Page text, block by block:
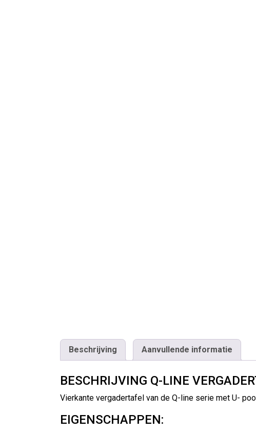
Beschrijving Aanvullende informatie
BESCHRIJVING Q-LINE
Vierkante vergadertafel van de Q-line serie met U-
EIGENSCHAPPEN: